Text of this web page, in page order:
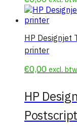
HP Designjet
printer
€0,00 excl. btw
HP